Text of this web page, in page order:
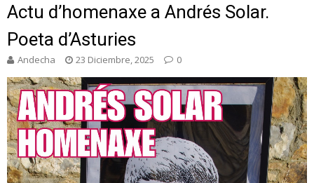
Actu d’homenaxe a Andrés Solar.
Poeta d’Asturies
Andecha 23 Diciembre, 2025 0